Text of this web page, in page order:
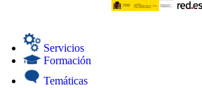
Servicios
Formación
Temáticas